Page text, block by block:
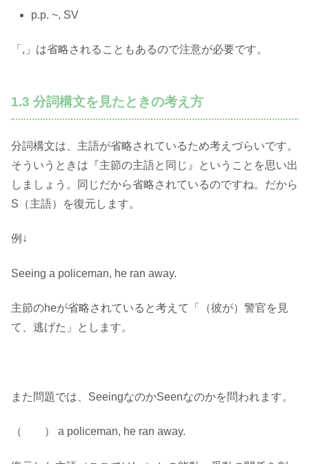
p.p. ~, SV
「,」は省略されることもあるので注意が必要です。
1.3 分詞構文を見たときの考え方
分詞構文は、主語が省略されているため考えづらいです。
そういうときは『主節の主語と同じ』ということを思い出
しましょう。同じだから省略されているのですね。だから
S（主語）を復元します。
例↓
Seeing a policeman, he ran away.
主節のheが省略されていると考えて「（彼が）警官を見
て、逃げた」とします。
また問題では、SeeingなのかSeenなのかを問われます。
（ ） a policeman, he ran away.